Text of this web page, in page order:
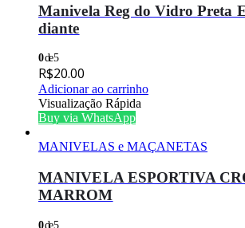
Manivela Reg do Vidro Preta
diante
0de 5
R$20.00
Adicionar ao carrinho
Visualização Rápida
Buy via WhatsApp
MANIVELAS e MAÇANETAS
MANIVELA ESPORTIVA
MARROM
0de 5